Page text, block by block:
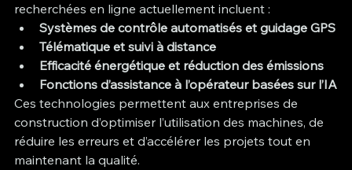
recherchées en ligne actuellement incluent :
Systèmes de contrôle automatisés et guidage GPS
Télématique et suivi à distance
Efficacité énergétique et réduction des émissions
Fonctions d’assistance à l’opérateur basées sur l’IA
Ces technologies permettent aux entreprises de
construction d’optimiser l’utilisation des machines, de
réduire les erreurs et d’accélérer les projets tout en
maintenant la qualité.